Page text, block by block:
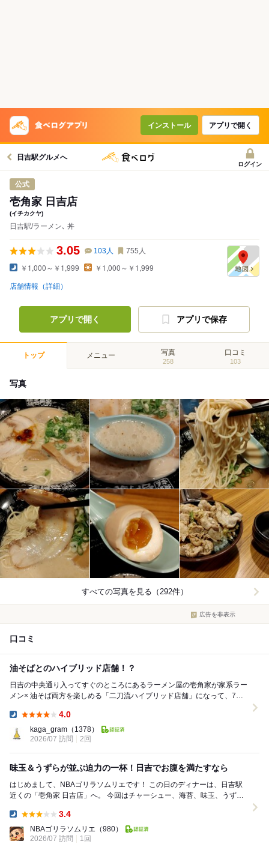
インストール アプリで開く
日吉駅グルメへ
ログイン
公式
壱角家 日吉店
(イチカクヤ)
日吉駅/ラーメン､ 丼
3.05 103人 755 人
￥1,000～￥1,999 ￥1,000～￥1,999
店舗情報（詳細）
アプリで開く アプリで保存
トップ メニュー 写真
258
口コミ
103
写真
すべての写真を見る（292件）
広告を非表示
口コミ
油そばとのハイブリッド店舗！？
日吉の中央通り入ってすぐのところにあるラーメン屋の壱角家が家系ラー
メン× 油そば両方を楽しめる「二刀流ハイブリッド店舗」になって、7月7
4.0
kaga_gram （1378）
2026/07 訪問
2回
味玉＆うずらが並ぶ迫力の一杯！日吉でお腹を満たすなら
はじめまして、NBAゴリラソムリエです！ この日のディナーは、日吉駅
近くの「壱角家 日吉店」へ。 今回はチャーシュー、海苔、味玉、うず
3.4
NBAゴリラソムリエ （980）
2026/07 訪問
1回